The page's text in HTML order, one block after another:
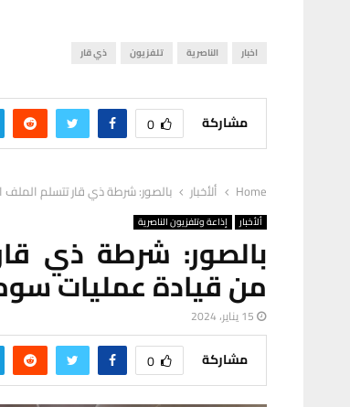
اخبار الناصرية تلفزيون ذي قار
مشاركة 0
Home ألأخبار بالصور: شرطة ذي قار تتسلم
ألأخبار إذاعة وتلفزيون الناصرية
بالصور: شرطة ذي
من قيادة عمليات
15 يناير، 2024
مشاركة 0